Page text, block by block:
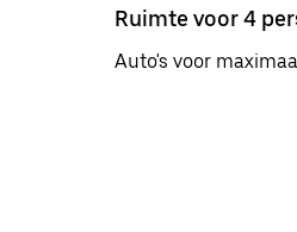
Ruimte voor 4
Auto's voor